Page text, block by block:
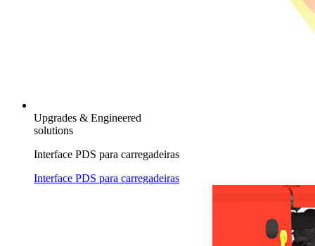
Upgrades & Engineered
solutions
Interface PDS para carregadeiras
Interface PDS para carregadeiras